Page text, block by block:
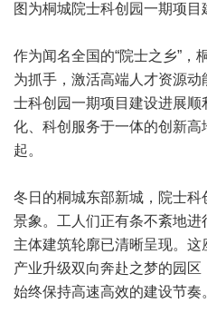
图为桐城院士科创园一期项目
作为闻名全国的“院士之乡”，
为抓手，激活高端人才资源
士科创园一期项目建设进展
化、科创服务于一体的创新
起。
冬日的桐城东部新城，院士
景象。工人们正有条不紊地进
主体建筑轮廓已清晰呈现。
产业升级双向奔赴之梦的园区
始终保持高速高效的建设节奏